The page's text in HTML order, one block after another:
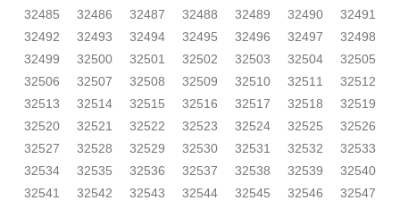
32485
32486 32487 32488 32489 32490
32491
32492
32493 32494 32495 32496 32497
32498
32499
32500 32501 32502 32503 32504
32505
32506
32507 32508 32509 32510 32511
32512
32513
32514 32515 32516 32517 32518
32519
32520
32521 32522 32523 32524 32525
32526
32527
32528 32529 32530 32531 32532
32533
32534
32535 32536 32537 32538 32539
32540
32541
32542 32543 32544 32545 32546
32547